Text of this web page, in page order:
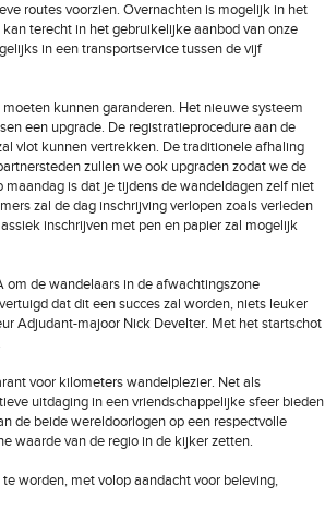
routes voorzien. Overnachten is mogelijk in het
terecht in het gebruikelijke aanbod van onze
in een transportservice tussen de vijf
kunnen garanderen. Het nieuwe systeem
een upgrade. De registratieprocedure aan de
vlot kunnen vertrekken. De traditionele afhaling
zullen we ook upgraden zodat we de
is dat je tijdens de wandeldagen zelf niet
zal de dag inschrijving verlopen zoals verleden
inschrijven met pen en papier zal mogelijk
de wandelaars in de afwachtingszone
dat dit een succes zal worden, niets leuker
Adjudant-majoor Nick Develter. Met het startschot
voor kilometers wandelplezier. Net als
uitdaging in een vriendschappelijke sfeer bieden
de beide wereldoorlogen op een respectvolle
waarde van de regio in de kijker zetten.
worden, met volop aandacht voor beleving,